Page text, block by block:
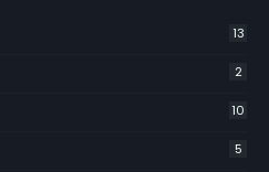
13
2
10
5